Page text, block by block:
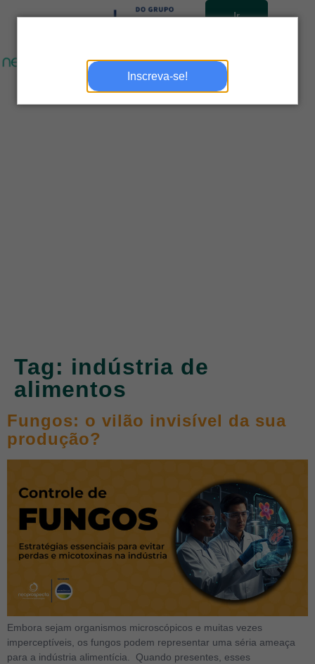
Inscreva-se!
Ir
Tag: indústria de
alimentos
Fungos: o vilão invisível da sua
produção?
Embora sejam organismos microscópicos e muitas vezes
imperceptíveis, os fungos podem representar uma séria ameaça
para a indústria alimentícia. Quando presentes, esses